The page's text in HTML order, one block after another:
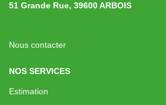
51 Grande Rue, 39600 ARBOIS
Nous contacter
NOS SERVICES
Estimation